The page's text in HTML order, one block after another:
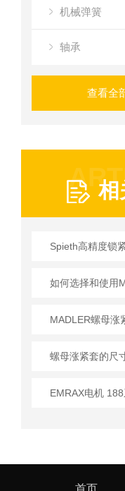
机械弹簧
轴承
查看全
相
螺母涨紧套的尺
首页